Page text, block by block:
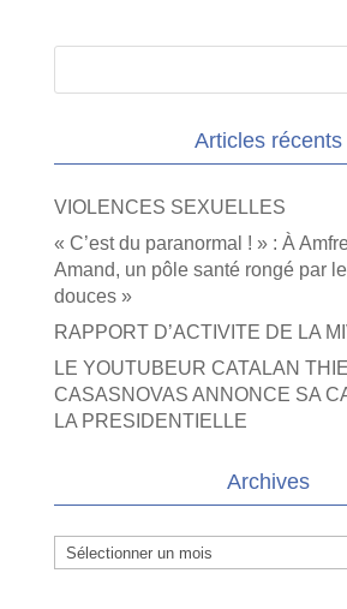
Articles récents
VIOLENCES SEXUELLES
« C’est du paranormal ! » : À
Amand, un pôle santé rongé par
douces »
RAPPORT D’ACTIVITE DE LA
LE YOUTUBEUR CATALAN
CASASNOVAS ANNONCE SA
LA PRESIDENTIELLE
Archives
Archives